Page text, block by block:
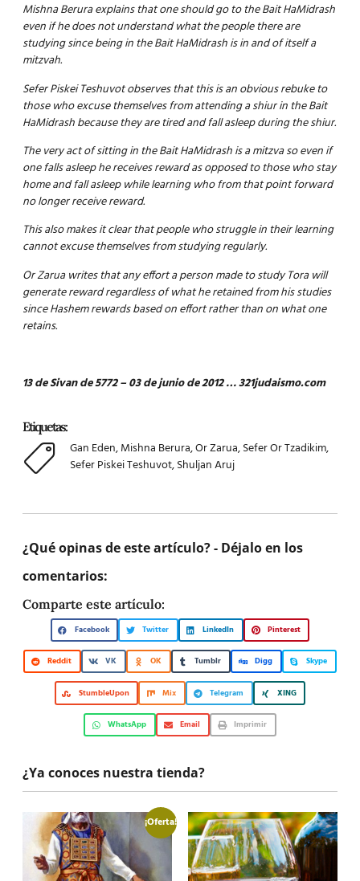
Mishna Berura explains that one should go to the Bait HaMidrash
even if he does not understand what the people there are
studying since being in the Bait HaMidrash is in and of itself a
mitzvah.
Sefer Piskei Teshuvot observes that this is an obvious rebuke to
those who excuse themselves from attending a shiur in the Bait
HaMidrash because they are tired and fall asleep during the shiur.
The very act of sitting in the Bait HaMidrash is a mitzva so even if
one falls asleep he receives reward as opposed to those who stay
home and fall asleep while learning who from that point forward
no longer receive reward.
This also makes it clear that people who struggle in their learning
cannot excuse themselves from studying regularly.
Or Zarua writes that any effort a person made to study Tora will
generate reward regardless of what he retained from his studies
since Hashem rewards based on effort rather than on what one
retains.
13 de Sivan de 5772 – 03 de junio de 2012 … 321judaismo.com
Etiquetas:
Gan Eden,Mishna Berura,Or Zarua,Sefer Or Tzadikim,
Sefer Piskei Teshuvot,Shuljan Aruj
¿Qué opinas de este artículo? - Déjalo en los
comentarios:
Comparte este artículo:
Facebook Twitter LinkedIn Pinterest
Reddit VK OK Tumblr Digg Skype
StumbleUpon Mix Telegram XING
WhatsApp Email Imprimir
¿Ya conoces nuestra tienda?
¡Oferta!